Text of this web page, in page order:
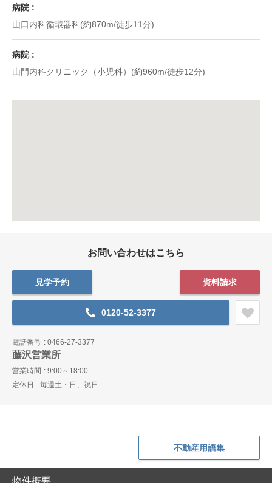
病院
山口内科循環器科(約870m/徒歩11分)
病院
山門内科クリニック（小児科）(約960m/徒歩12分)
お問い合わせはこちら
見学予約 資料請求
0120-52-3377
電話番号 0466-27-3377
藤沢営業所
営業時間
9:00～18:00
定休日
毎週土・日、祝日
不動産用語集
物件概要